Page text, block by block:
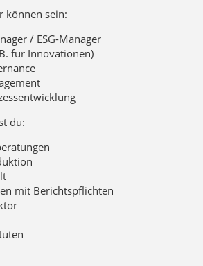
können sein:
/ ESG-Manager
für Innovationen)
du:
mit Berichtspflichten